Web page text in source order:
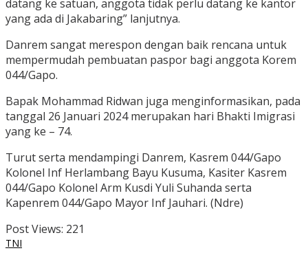
datang ke satuan, anggota tidak perlu datang ke kantor
yang ada di Jakabaring” lanjutnya.
Danrem sangat merespon dengan baik rencana untuk
mempermudah pembuatan paspor bagi anggota Korem
044/Gapo.
Bapak Mohammad Ridwan juga menginformasikan, pada
tanggal 26 Januari 2024 merupakan hari Bhakti Imigrasi
yang ke – 74.
Turut serta mendampingi Danrem, Kasrem 044/Gapo
Kolonel Inf Herlambang Bayu Kusuma, Kasiter Kasrem
044/Gapo Kolonel Arm Kusdi Yuli Suhanda serta
Kapenrem 044/Gapo Mayor Inf Jauhari. (Ndre)
Post Views: 221
TNI